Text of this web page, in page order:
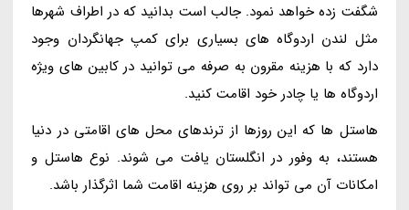
شگفت زده خواهد نمود. جالب است بدانید که در اطراف شهرها
مثل لندن اردوگاه های بسیاری برای کمپ جهانگردان وجود
دارد که با هزینه مقرون به صرفه می توانید در کابین های ویژه
اردوگاه ها یا چادر خود اقامت کنید.
هاستل ها که این روزها از ترندهای محل های اقامتی در دنیا
هستند، به وفور در انگلستان یافت می شوند. نوع هاستل و
امکانات آن می تواند بر روی هزینه اقامت شما اثرگذار باشد.